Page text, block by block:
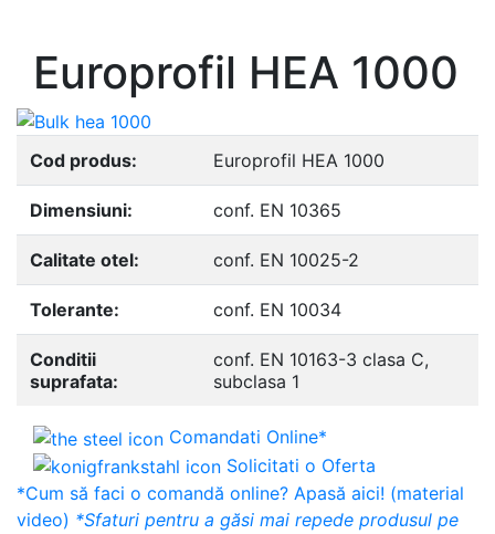
Europrofil HEA 1000
Cod produs: Europrofil HEA 1000
Dimensiuni: conf. EN 10365
Calitate otel: conf. EN 10025-2
Tolerante: conf. EN 10034
Conditii
suprafata:
conf. EN 10163-3 clasa C,
subclasa 1
Comandati Online*
Solicitati o Oferta
*Cum să faci o comandă online? Apasă aici! (material
video) *Sfaturi pentru a găsi mai repede produsul pe